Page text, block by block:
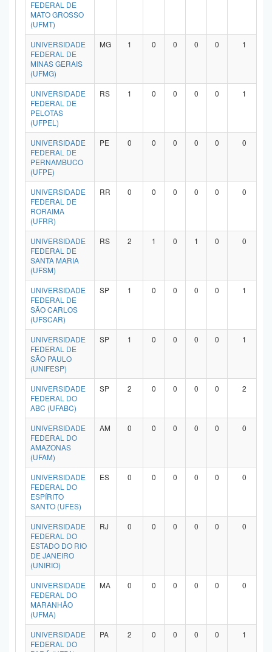
FEDERAL DE
MATO GROSSO
(UFMT)
UNIVERSIDADE
FEDERAL DE
MINAS GERAIS
(UFMG)
MG 1 0 0 0 0 1
UNIVERSIDADE
FEDERAL DE
PELOTAS
(UFPEL)
RS 1 0 0 0 0 1
UNIVERSIDADE
FEDERAL DE
PERNAMBUCO
(UFPE)
PE 0 0 0 0 0 0
UNIVERSIDADE
FEDERAL DE
RORAIMA
(UFRR)
RR 0 0 0 0 0 0
UNIVERSIDADE
FEDERAL DE
SANTA MARIA
(UFSM)
RS 2 1 0 1 0 0
UNIVERSIDADE
FEDERAL DE
SÃO CARLOS
(UFSCAR)
SP 1 0 0 0 0 1
UNIVERSIDADE
FEDERAL DE
SÃO PAULO
(UNIFESP)
SP 1 0 0 0 0 1
UNIVERSIDADE
FEDERAL DO
ABC (UFABC)
SP 2 0 0 0 0 2
UNIVERSIDADE
FEDERAL DO
AMAZONAS
(UFAM)
AM 0 0 0 0 0 0
UNIVERSIDADE
FEDERAL DO
ESPÍRITO
SANTO (UFES)
ES 0 0 0 0 0 0
UNIVERSIDADE
FEDERAL DO
ESTADO DO RIO
DE JANEIRO
(UNIRIO)
RJ 0 0 0 0 0 0
UNIVERSIDADE
FEDERAL DO
MARANHÃO
(UFMA)
MA 0 0 0 0 0 0
UNIVERSIDADE
FEDERAL DO
PA 2 0 0 0 0 1